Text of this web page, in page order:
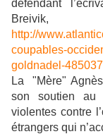
défendant
http://
coupables-
goldnadel-
La "Mère"
son soutien au
violentes contre
étrangers qui